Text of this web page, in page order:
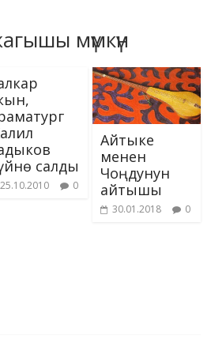
мүмкүн
салды
25.10.2010 0
Айтыке
менен
Чоңдунун
айтышы
30.01.2018 0